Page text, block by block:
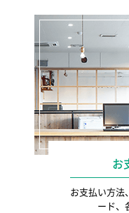
お
お支払い方法
ード、